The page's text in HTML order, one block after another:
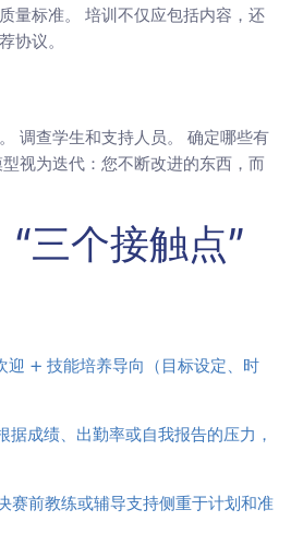
量标准。 培训不仅应包括内容，还
协议。
调查学生和支持人员。 确定哪些有
视为迭代：您不断改进的东西，而
三个接触点”
迎 + 技能培养导向（目标设定、时
据成绩、出勤率或自我报告的压力，
赛前教练或辅导支持侧重于计划和准